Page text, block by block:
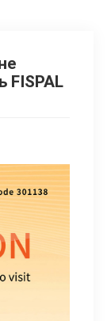
FISPAL